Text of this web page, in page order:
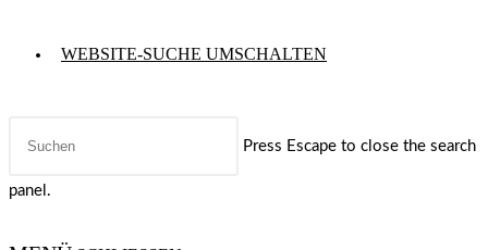
WEBSITE-SUCHE UMSCHALTEN
Press Escape to close the search
panel.